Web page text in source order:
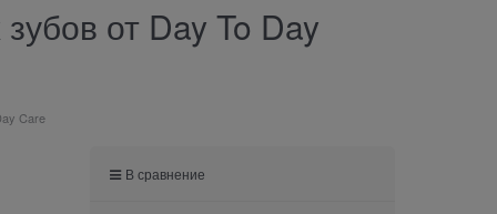
от Day To Day
Care
В сравнение